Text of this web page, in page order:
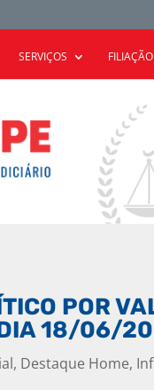
SERVIÇOS FILIAÇÃO
POR
DIA 18/06/
, Destaque Home,